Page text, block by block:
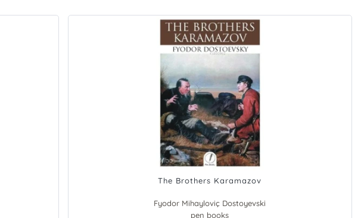
The Brothers Karamazov
Fyodor Mihayloviç Dostoyevski
pen books